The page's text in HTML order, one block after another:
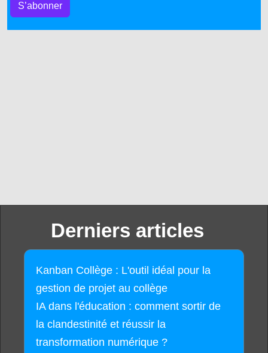
S’abonner
Derniers articles
Kanban Collège : L'outil idéal pour la
gestion de projet au collège
IA dans l'éducation : comment sortir de
la clandestinité et réussir la
transformation numérique ?